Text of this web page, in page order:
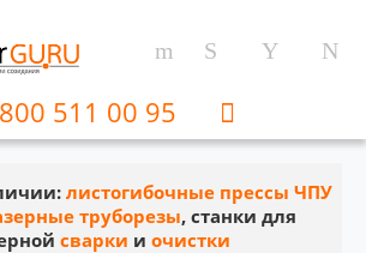
511 00 95
листогибочные прессы ЧПУ
труборезы, станки для
сварки и очистки